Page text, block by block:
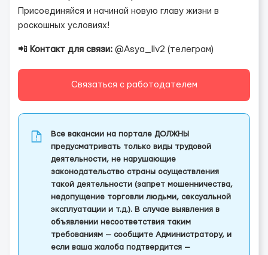
Присоединяйся и начинай новую главу жизни в
роскошных условиях!
📲 Контакт для связи: @Asya_llv2 (телеграм)
Связаться с работодателем
Все вакансии на портале ДОЛЖНЫ
предусматривать только виды трудовой
деятельности, не нарушающие
законодательство страны осуществления
такой деятельности (запрет мошенничества,
недопущение торговли людьми, сексуальной
эксплуатации и т.д.). В случае выявления в
объявлении несоответствия таким
требованиям — сообщите Администратору, и
если ваша жалоба подтвердится —